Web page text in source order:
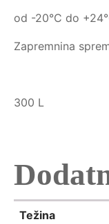
od -20°C do
Zapremnina
300 L
Težina